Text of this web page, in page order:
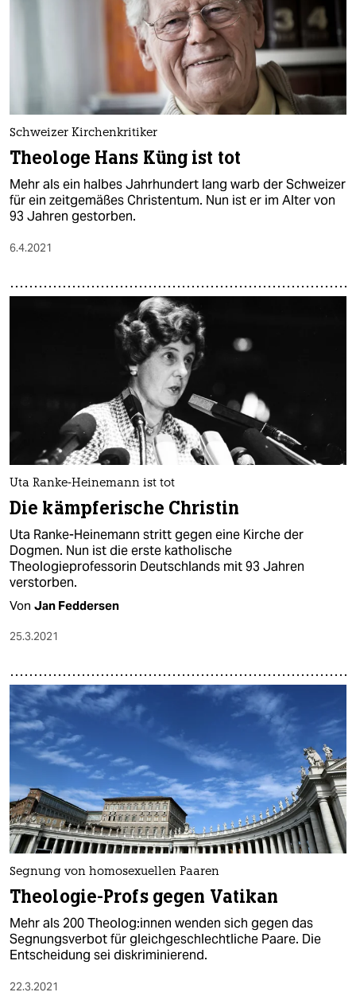
Schweizer Kirchenkritiker
Theologe Hans Küng ist tot
Mehr als ein halbes Jahrhundert lang warb der Schweizer
für ein zeitgemäßes Christentum. Nun ist er im Alter von
93 Jahren gestorben.
6.4.2021
Uta Ranke-Heinemann ist tot
Die kämpferische Christin
Uta Ranke-Heinemann stritt gegen eine Kirche der
Dogmen. Nun ist die erste katholische
Theologieprofessorin Deutschlands mit 93 Jahren
verstorben.
Von Jan Feddersen
25.3.2021
Segnung von homosexuellen Paaren
Theologie-Profs gegen Vatikan
Mehr als 200 Theo­lo­g:in­nen wenden sich gegen das
Segnungsverbot für gleichgeschlechtliche Paare. Die
Entscheidung sei diskriminierend.
22.3.2021